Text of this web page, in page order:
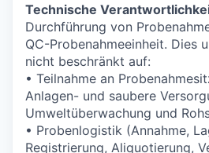
Technische
Durchführung von
QC-Probenahmeeinheit. Dies
nicht beschränkt auf:
• Teilnahme an
Anlagen- und saubere
Umweltüberwachung und
• Probenlogistik (Annahme,
Registrierung, Aliquotierung,